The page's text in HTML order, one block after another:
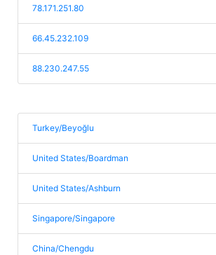
78.171.251.80
66.45.232.109
88.230.247.55
Turkey/Beyoğlu
United States/Boardman
United States/Ashburn
Singapore/Singapore
China/Chengdu